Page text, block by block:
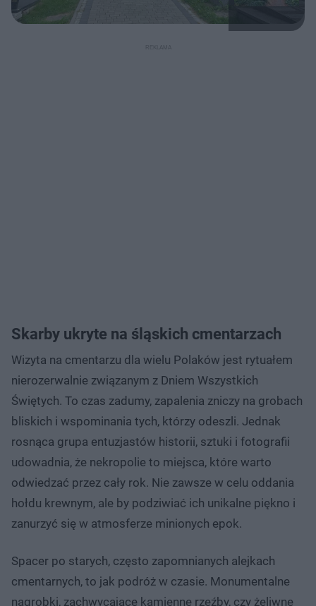
Skarby ukryte na śląskich cmentarzach
Wizyta na cmentarzu dla wielu Polaków jest rytuałem
nierozerwalnie związanym z Dniem Wszystkich
Świętych. To czas zadumy, zapalenia zniczy na grobach
bliskich i wspominania tych, którzy odeszli. Jednak
rosnąca grupa entuzjastów historii, sztuki i fotografii
udowadnia, że nekropolie to miejsca, które warto
odwiedzać przez cały rok. Nie zawsze w celu oddania
hołdu krewnym, ale by podziwiać ich unikalne piękno i
zanurzyć się w atmosferze minionych epok.
Spacer po starych, często zapomnianych alejkach
cmentarnych, to jak podróż w czasie. Monumentalne
nagrobki, zachwycające kamienne rzeźby, czy żeliwne